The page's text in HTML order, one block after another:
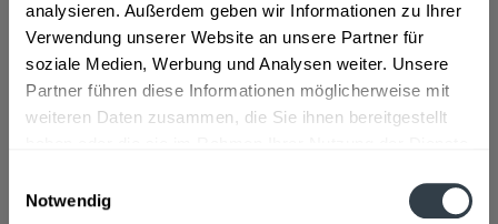
analysieren. Außerdem geben wir Informationen zu Ihrer
Verwendung unserer Website an unsere Partner für
soziale Medien, Werbung und Analysen weiter. Unsere
Partner führen diese Informationen möglicherweise mit
weiteren Daten zusammen, die Sie ihnen bereitgestellt
Notwendig
Artikel-Nr.:
28695
Verfügbar in:
Beschreibung
Zutaten und Allergene